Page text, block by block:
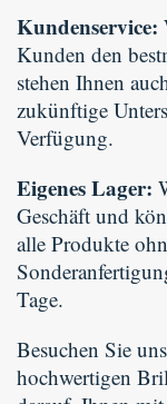
Kundenservice:
Kunden den
stehen Ihnen
zukünftige
Verfügung.
Eigenes Lager:
Geschäft und
alle Produkte
Tage.
Besuchen Sie
hochwertigen